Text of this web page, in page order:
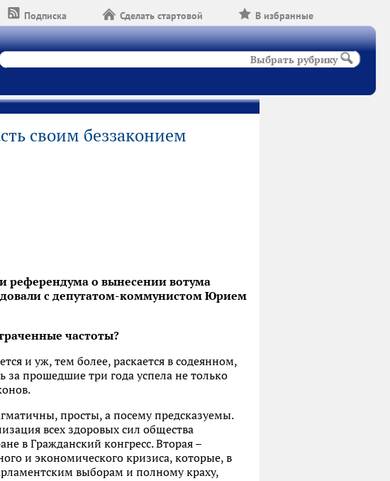
В избранные
Сделать стартовой
Подписка
Выбрать рубрику
своим беззаконием
референдума о вынесении вотума
с депутатом-коммунистом Юрием
частоты?
и уж, тем более, раскается в содеянном,
за прошедшие три года успела не только
просты, а посему предсказуемы.
всех здоровых сил общества
в Гражданский конгресс. Вторая –
и экономического кризиса, которые, в
выборам и полному краху,